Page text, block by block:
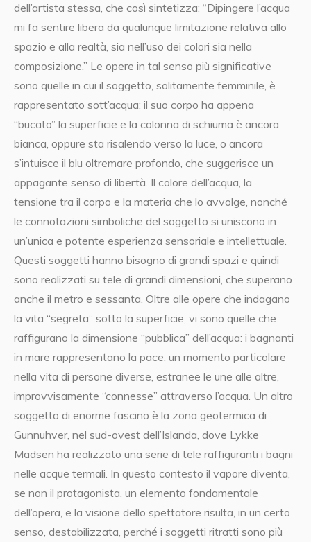
dell’artista stessa, che così sintetizza: “Dipingere l’acqua
mi fa sentire libera da qualunque limitazione relativa allo
spazio e alla realtà, sia nell’uso dei colori sia nella
composizione.” Le opere in tal senso più significative
sono quelle in cui il soggetto, solitamente femminile, è
rappresentato sott’acqua: il suo corpo ha appena
“bucato” la superficie e la colonna di schiuma è ancora
bianca, oppure sta risalendo verso la luce, o ancora
s’intuisce il blu oltremare profondo, che suggerisce un
appagante senso di libertà. Il colore dell’acqua, la
tensione tra il corpo e la materia che lo avvolge, nonché
le connotazioni simboliche del soggetto si uniscono in
un’unica e potente esperienza sensoriale e intellettuale.
Questi soggetti hanno bisogno di grandi spazi e quindi
sono realizzati su tele di grandi dimensioni, che superano
anche il metro e sessanta. Oltre alle opere che indagano
la vita “segreta” sotto la superficie, vi sono quelle che
raffigurano la dimensione “pubblica” dell’acqua: i bagnanti
in mare rappresentano la pace, un momento particolare
nella vita di persone diverse, estranee le une alle altre,
improvvisamente “connesse” attraverso l’acqua. Un altro
soggetto di enorme fascino è la zona geotermica di
Gunnuhver, nel sud-ovest dell’Islanda, dove Lykke
Madsen ha realizzato una serie di tele raffiguranti i bagni
nelle acque termali. In questo contesto il vapore diventa,
se non il protagonista, un elemento fondamentale
dell’opera, e la visione dello spettatore risulta, in un certo
senso, destabilizzata, perché i soggetti ritratti sono più